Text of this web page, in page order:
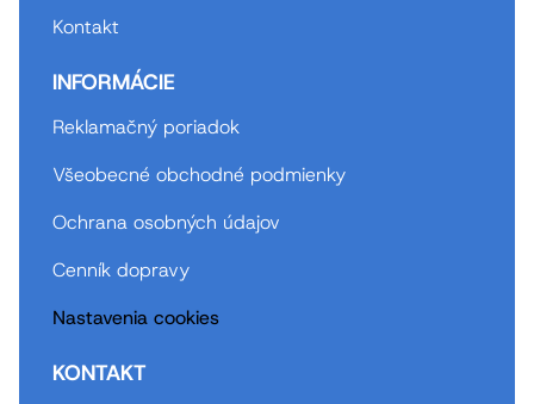
Kontakt
INFORMÁCIE
Reklamačný poriadok
Všeobecné obchodné podmienky
Ochrana osobných údajov
Cenník dopravy
Nastavenia cookies
KONTAKT